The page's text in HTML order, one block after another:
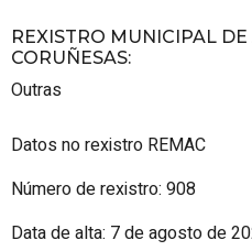
REXISTRO MUNICIPAL
CORUÑESAS:
Outras
Datos no rexistro REMAC
Número de rexistro: 908
Data de alta: 7 de agosto de